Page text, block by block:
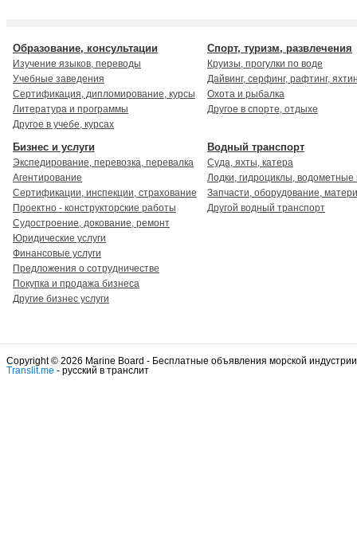
Спорт, туризм, развлечения
Круизы, прогулки по воде
Дайвинг, серфинг, рафтинг,
Охота и рыбалка
Другое в спорте, отдыхе
Образование, консультации
Изучение языков, переводы
Учебные заведения
Сертификация, дипломирование, курсы
Литература и программы
Другое в учебе, курсах
Водный транспорт
Суда, яхты, катера
Лодки, гидроциклы, водометные
Запчасти, оборудование,
Другой водный транспорт
Бизнес и услуги
Экспедирование, перевозка, перевалка
Агентирование
Сертификации, инспекции, страхование
Проектно - конструкторские работы
Судостроение, докование, ремонт
Юридические услуги
Финансовые услуги
Предложения о сотрудничестве
Покупка и продажа бизнеса
Другие бизнес услуги
Copyright © 2026 Marine Board - Бесплатные объявления морской индустрии
Translit.me - русский в транслит